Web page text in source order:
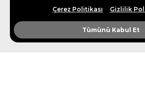
Çerez Politikası
Gizlilik
Tümünü Kabul Et